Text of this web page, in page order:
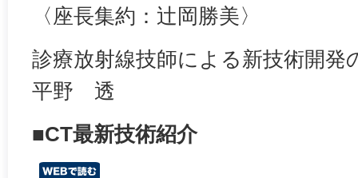
〈座長集約：辻岡勝美〉
診療放射線技師による新技術開発
平野 透
■CT最新技術紹介